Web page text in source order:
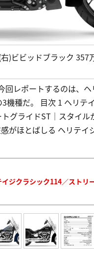
)ビビッドブラック 357
レポートするのは、
種だ。 目次 1 ヘリテ
グライドST｜スタイル
がほとばしる ヘリテイ
ジクラシック114／ストリ